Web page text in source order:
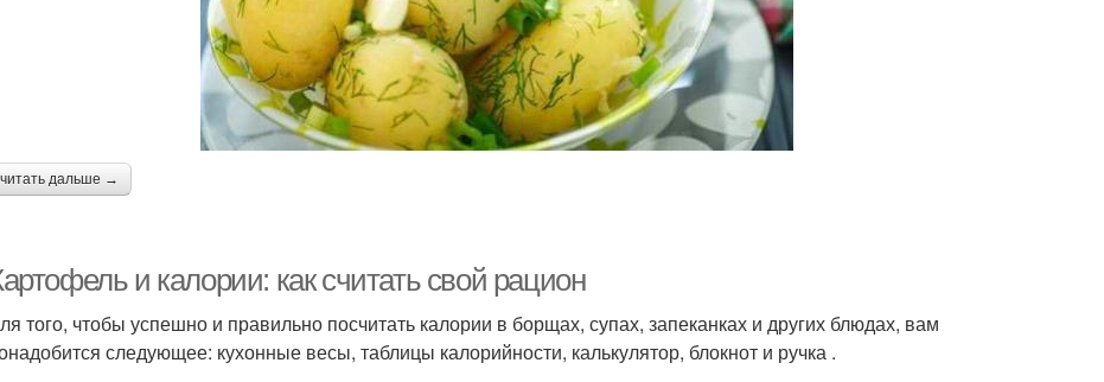
читать дальше →
и калории: как считать свой рацион
того, чтобы успешно и правильно посчитать калории в борщах, супах, запеканках и других блюдах, вам
следующее: кухонные весы, таблицы калорийности, калькулятор, блокнот и ручка .